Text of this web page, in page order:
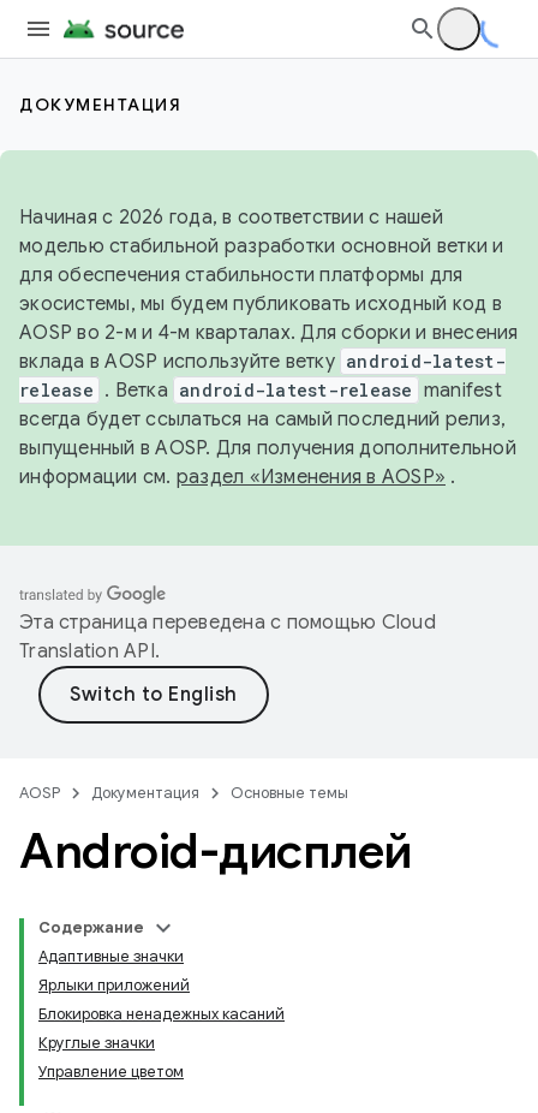
ДОКУМЕНТАЦИЯ
Начиная с 2026 года, в соответствии с нашей
моделью стабильной разработки основной ветки и
для обеспечения стабильности платформы для
экосистемы, мы будем публиковать исходный код в
AOSP во 2-м и 4-м кварталах. Для сборки и внесения
вклада в AOSP используйте ветку android-latest-
release . Ветка android-latest-release manifest
всегда будет ссылаться на самый последний релиз,
выпущенный в AOSP. Для получения дополнительной
информации см. раздел «Изменения в AOSP» .
Эта страница переведена с помощью Cloud
Translation API.
AOSP Документация Основные темы
Android-дисплей
Содержание
Адаптивные значки
Ярлыки приложений
Блокировка ненадежных касаний
Круглые значки
Управление цветом